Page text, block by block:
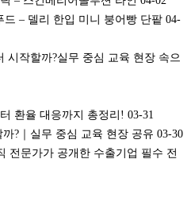
– 델리 한입 미니 붕어빵 단팥 04-
시작할까?실무 중심 교육 현장 속으
환율 대응까지 총정리! 03-31
?｜실무 중심 교육 현장 공유 03-30
전문가가 공개한 수출기업 필수 전